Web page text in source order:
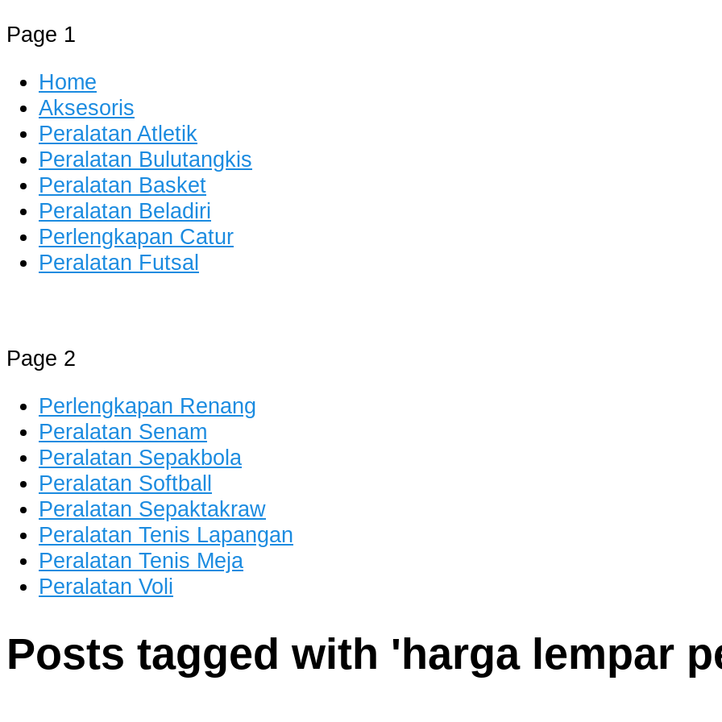
Page 1
Home
Aksesoris
Peralatan Atletik
Peralatan Bulutangkis
Peralatan Basket
Peralatan Beladiri
Perlengkapan Catur
Peralatan Futsal
Distributor Alat Olahraga
Jual Alat Olahraga Murah, Lengkap dan Berkualitas
Page 2
Perlengkapan Renang
Peralatan Senam
Peralatan Sepakbola
Peralatan Softball
Peralatan Sepaktakraw
Peralatan Tenis Lapangan
Peralatan Tenis Meja
Peralatan Voli
Posts tagged with 'harga lempar